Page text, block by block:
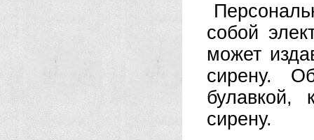
собой
может
сирену.
булавкой,
сирену.